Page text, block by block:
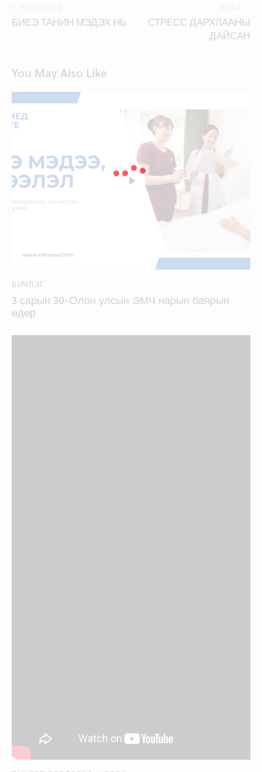
navigation
БИЕЭ ТАНИН МЭДЭХ НЬ
СТРЕСС ДАРХЛААНЫ
ДАЙСАН
You May Also Like
БИЧЛЭГ
3 сарын 30-Oлон улсын ЭМЧ нарын баярын
өдөр